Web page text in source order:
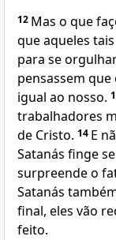
12 Mas o que
que aqueles
para se
pensassem
igual ao nosso.
trabalhadores
de Cristo. 14 E
Satanás finge
surpreende o
Satanás
final, eles vão
feito.